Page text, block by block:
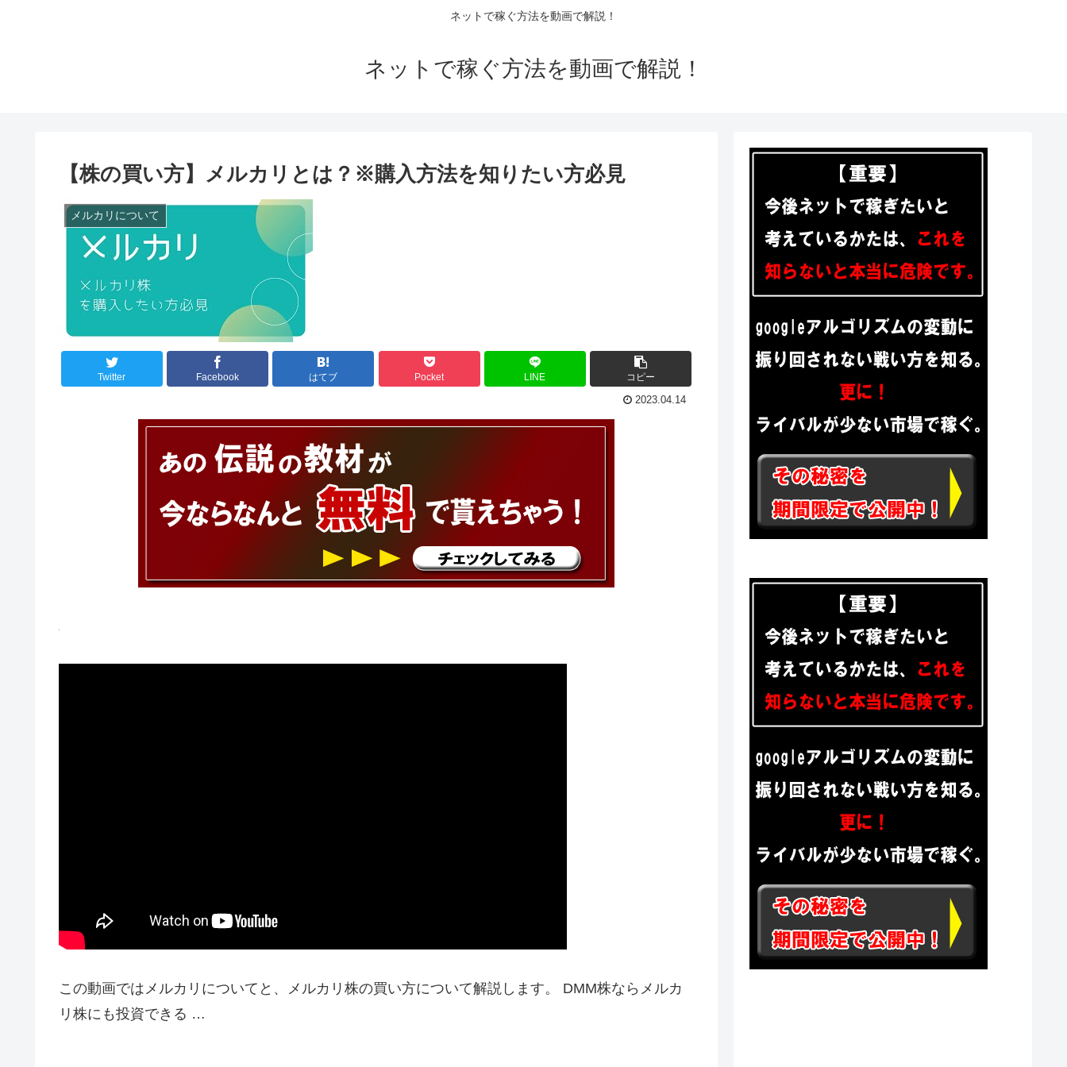
ネットで稼ぐ方法を動画で解説！
ネットで稼ぐ方法を動画で解説！
【株の買い方】メルカリとは？※購入方法を知りたい方必見
メルカリについて
Twitter Facebook はてブ Pocket LINE コピー
2023.04.14
この動画ではメルカリについてと、メルカリ株の買い方について解説します。 DMM株ならメルカ
リ株にも投資できる …